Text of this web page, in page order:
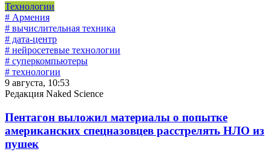
Технологии
# Армения
# вычислительная техника
# дата-центр
# нейросетевые технологии
# суперкомпьютеры
# технологии
9 августа, 10:53
Редакция Naked Science
Пентагон выложил материалы о попытке
американских спецназовцев расстрелять НЛО из
пушек